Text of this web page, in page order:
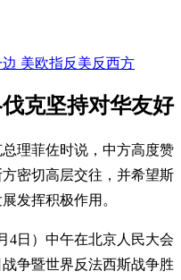
美欧指反美反西方
克坚持对华友好
理菲佐时说，中方高度赞
密切高层交往，并希望斯
发挥积极作用。
4日）中午在北京人民大会
争暨世界反法西斯战争胜